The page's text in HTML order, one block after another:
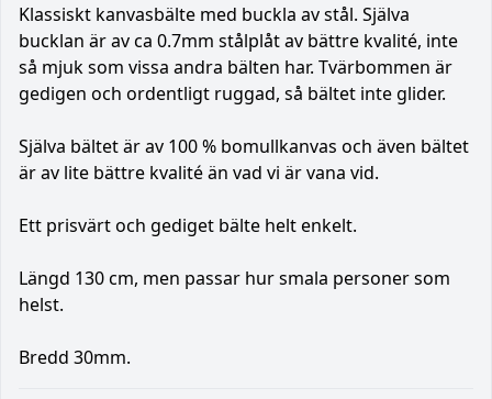
Klassiskt kanvasbälte med buckla av stål. Själva
bucklan är av ca 0.7mm stålplåt av bättre kvalité, inte
så mjuk som vissa andra bälten har. Tvärbommen är
gedigen och ordentligt ruggad, så bältet inte glider.
Själva bältet är av 100 % bomullkanvas och även bältet
är av lite bättre kvalité än vad vi är vana vid.
Ett prisvärt och gediget bälte helt enkelt.
Längd 130 cm, men passar hur smala personer som
helst.
Bredd 30mm.